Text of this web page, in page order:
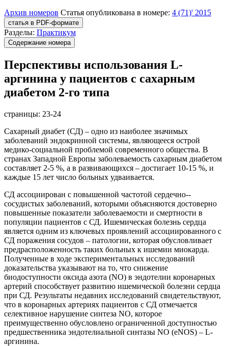
Архив номеров Статья опубликована в номере: 4 (71)' 2015
статья в PDF-формате
Разделы: Практикум
Содержание номера
Перспективы использования L-
аргинина у пациентов с сахарным
диабетом 2-го типа
страницы: 23-24
Сахарный диабет (СД) – одно из наиболее значимых
заболеваний эндокринной системы, являющееся острой
медико-социальной проблемой современного общества. В
странах Западной Европы заболеваемость сахарным диабетом
составляет 2-5 %, а в развивающихся – достигает 10-15 %, и
каждые 15 лет число больных удваивается.
СД ассоциирован с повышенной частотой сердечно-­
сосудистых заболеваний, которыми объясняются достоверно
повышенные показатели заболеваемости и смертности в
популяции пациентов с СД. Ишемическая болезнь сердца
является одним из ключевых проявлений ассоциированного с
СД поражения сосудов – патологии, которая обусловливает
предрасположенность таких больных к ишемии миокарда.
Полученные в ходе экспериментальных исследований
доказательства указывают на то, что снижение
биодоступности оксида азота (NO) в эндотелии коронарных
артерий способствует развитию ишемической болезни сердца
при СД. Результаты недавних исследований свидетельствуют,
что в коронарных артериях пациентов с СД отмечается
селективное нарушение синтеза NO, которое
преимущественно об­условлено ограниченной доступностью
предшественника эндотелиальной синтазы NO (eNOS) – L-
аргинина.